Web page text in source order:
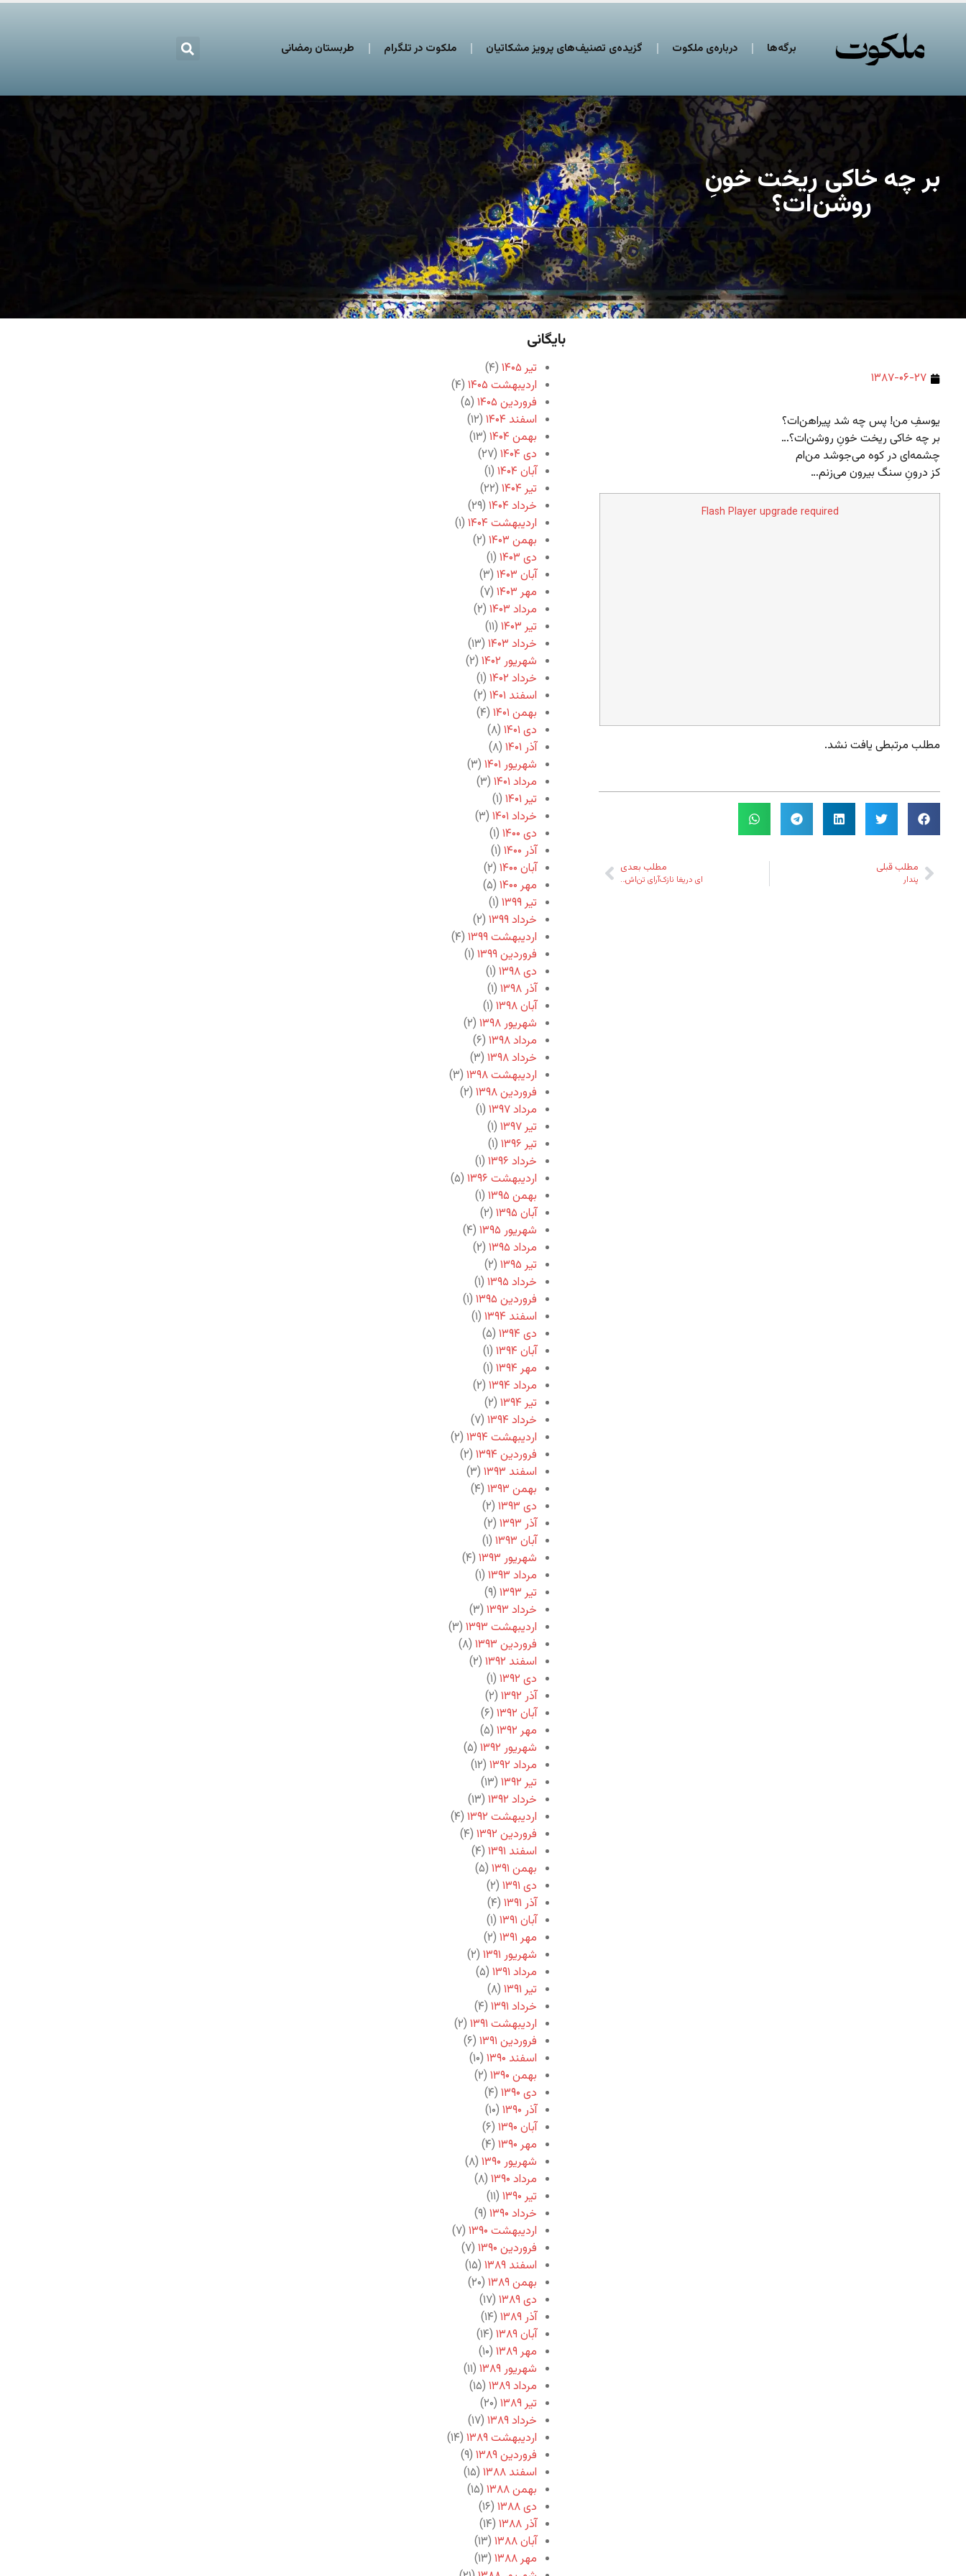
برگه‌ها درباره‌ی ملکوت گزیده‌ی تصنیف‌های پرویز مشکاتیان ملکوت در تلگرام طربستان رمضانی
بر چه خاکی ریخت خونِ
روشن‌ات؟
۱۳۸۷-۰۶-۲۷
یوسفِ من! پس چه شد پیراهن‌ات؟
بر چه خاکی ریخت خونِ روشن‌ات؟…
چشمه‌ای در کوه می‌جوشد من‌ام
کز درونِ سنگ بیرون می‌زنم…
Flash Player upgrade required
مطلب مرتبطی یافت نشد.
مطلب قبلی
پندار
مطلب بعدی
ای دریغا نازک‌آرای تن‌اش…
بایگانی
تیر ۱۴۰۵
(۴)
اردیبهشت ۱۴۰۵
(۴)
فروردین ۱۴۰۵
(۵)
اسفند ۱۴۰۴
(۱۲)
بهمن ۱۴۰۴
(۱۳)
دی ۱۴۰۴
(۲۷)
آبان ۱۴۰۴
(۱)
تیر ۱۴۰۴
(۲۲)
خرداد ۱۴۰۴
(۲۹)
اردیبهشت ۱۴۰۴
(۱)
بهمن ۱۴۰۳
(۲)
دی ۱۴۰۳
(۱)
آبان ۱۴۰۳
(۳)
مهر ۱۴۰۳
(۷)
مرداد ۱۴۰۳
(۲)
تیر ۱۴۰۳
(۱۱)
خرداد ۱۴۰۳
(۱۳)
شهریور ۱۴۰۲
(۲)
خرداد ۱۴۰۲
(۱)
اسفند ۱۴۰۱
(۲)
بهمن ۱۴۰۱
(۴)
دی ۱۴۰۱
(۸)
آذر ۱۴۰۱
(۸)
شهریور ۱۴۰۱
(۳)
مرداد ۱۴۰۱
(۳)
تیر ۱۴۰۱
(۱)
خرداد ۱۴۰۱
(۳)
دی ۱۴۰۰
(۱)
آذر ۱۴۰۰
(۱)
آبان ۱۴۰۰
(۲)
مهر ۱۴۰۰
(۵)
تیر ۱۳۹۹
(۱)
خرداد ۱۳۹۹
(۲)
اردیبهشت ۱۳۹۹
(۴)
فروردین ۱۳۹۹
(۱)
دی ۱۳۹۸
(۱)
آذر ۱۳۹۸
(۱)
آبان ۱۳۹۸
(۱)
شهریور ۱۳۹۸
(۲)
مرداد ۱۳۹۸
(۶)
خرداد ۱۳۹۸
(۳)
اردیبهشت ۱۳۹۸
(۳)
فروردین ۱۳۹۸
(۲)
مرداد ۱۳۹۷
(۱)
تیر ۱۳۹۷
(۱)
تیر ۱۳۹۶
(۱)
خرداد ۱۳۹۶
(۱)
اردیبهشت ۱۳۹۶
(۵)
بهمن ۱۳۹۵
(۱)
آبان ۱۳۹۵
(۲)
شهریور ۱۳۹۵
(۴)
مرداد ۱۳۹۵
(۲)
تیر ۱۳۹۵
(۲)
خرداد ۱۳۹۵
(۱)
فروردین ۱۳۹۵
(۱)
اسفند ۱۳۹۴
(۱)
دی ۱۳۹۴
(۵)
آبان ۱۳۹۴
(۱)
مهر ۱۳۹۴
(۱)
مرداد ۱۳۹۴
(۲)
تیر ۱۳۹۴
(۲)
خرداد ۱۳۹۴
(۷)
اردیبهشت ۱۳۹۴
(۲)
فروردین ۱۳۹۴
(۲)
اسفند ۱۳۹۳
(۳)
بهمن ۱۳۹۳
(۴)
دی ۱۳۹۳
(۲)
آذر ۱۳۹۳
(۲)
آبان ۱۳۹۳
(۱)
شهریور ۱۳۹۳
(۴)
مرداد ۱۳۹۳
(۱)
تیر ۱۳۹۳
(۹)
خرداد ۱۳۹۳
(۳)
اردیبهشت ۱۳۹۳
(۳)
فروردین ۱۳۹۳
(۸)
اسفند ۱۳۹۲
(۲)
دی ۱۳۹۲
(۱)
آذر ۱۳۹۲
(۲)
آبان ۱۳۹۲
(۶)
مهر ۱۳۹۲
(۵)
شهریور ۱۳۹۲
(۵)
مرداد ۱۳۹۲
(۱۲)
تیر ۱۳۹۲
(۱۳)
خرداد ۱۳۹۲
(۱۳)
اردیبهشت ۱۳۹۲
(۴)
فروردین ۱۳۹۲
(۴)
اسفند ۱۳۹۱
(۴)
بهمن ۱۳۹۱
(۵)
دی ۱۳۹۱
(۲)
آذر ۱۳۹۱
(۴)
آبان ۱۳۹۱
(۱)
مهر ۱۳۹۱
(۲)
شهریور ۱۳۹۱
(۲)
مرداد ۱۳۹۱
(۵)
تیر ۱۳۹۱
(۸)
خرداد ۱۳۹۱
(۴)
اردیبهشت ۱۳۹۱
(۲)
فروردین ۱۳۹۱
(۶)
اسفند ۱۳۹۰
(۱۰)
بهمن ۱۳۹۰
(۲)
دی ۱۳۹۰
(۴)
آذر ۱۳۹۰
(۱۰)
آبان ۱۳۹۰
(۶)
مهر ۱۳۹۰
(۴)
شهریور ۱۳۹۰
(۸)
مرداد ۱۳۹۰
(۸)
تیر ۱۳۹۰
(۱۱)
خرداد ۱۳۹۰
(۹)
اردیبهشت ۱۳۹۰
(۷)
فروردین ۱۳۹۰
(۷)
اسفند ۱۳۸۹
(۱۵)
بهمن ۱۳۸۹
(۲۰)
دی ۱۳۸۹
(۱۷)
آذر ۱۳۸۹
(۱۴)
آبان ۱۳۸۹
(۱۴)
مهر ۱۳۸۹
(۱۰)
شهریور ۱۳۸۹
(۱۱)
مرداد ۱۳۸۹
(۱۵)
تیر ۱۳۸۹
(۲۰)
خرداد ۱۳۸۹
(۱۷)
اردیبهشت ۱۳۸۹
(۱۴)
فروردین ۱۳۸۹
(۹)
اسفند ۱۳۸۸
(۱۵)
بهمن ۱۳۸۸
(۱۵)
دی ۱۳۸۸
(۱۶)
آذر ۱۳۸۸
(۱۴)
آبان ۱۳۸۸
(۱۳)
مهر ۱۳۸۸
(۱۳)